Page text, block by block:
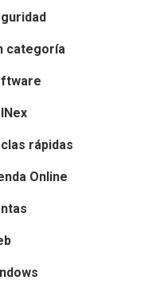
categoría
rápidas
Online